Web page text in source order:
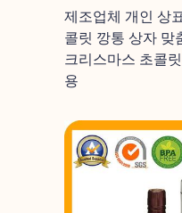
제조업체 개인 상
콜릿 깡통 상자 맞
크리스마스 초콜
용